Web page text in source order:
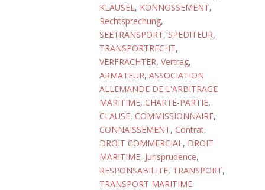
KLAUSEL, KONNOSSEMENT,
Rechtsprechung,
SEETRANSPORT, SPEDITEUR,
TRANSPORTRECHT,
VERFRACHTER, Vertrag,
ARMATEUR, ASSOCIATION
ALLEMANDE DE L'ARBITRAGE
MARITIME, CHARTE-PARTIE,
CLAUSE, COMMISSIONNAIRE,
CONNAISSEMENT, Contrat,
DROIT COMMERCIAL, DROIT
MARITIME, Jurisprudence,
RESPONSABILITE, TRANSPORT,
TRANSPORT MARITIME